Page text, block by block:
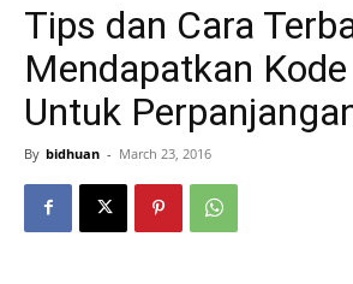
Tips dan Cara
Mendapatkan
Untuk
By bidhuan - March 23, 2016